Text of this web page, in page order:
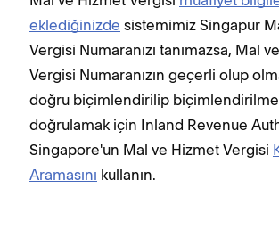
eklediğinizde sistemimiz Singapur
Vergisi Numaranızı tanımazsa, Mal
Vergisi Numaranızın geçerli olup
doğru biçimlendirilip
doğrulamak için Inland Revenue
Singapore'un Mal ve Hizmet Vergisi
Aramasını kullanın.